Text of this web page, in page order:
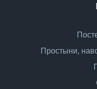
Простыни,